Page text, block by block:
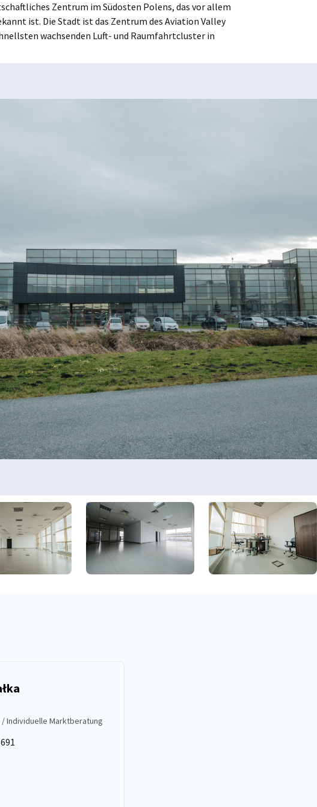
Zentrum im Südosten Polens, das vor allem
ist. Die Stadt ist das Zentrum des Aviation Valley
wachsenden Luft- und Raumfahrtcluster in
Individuelle Marktberatung